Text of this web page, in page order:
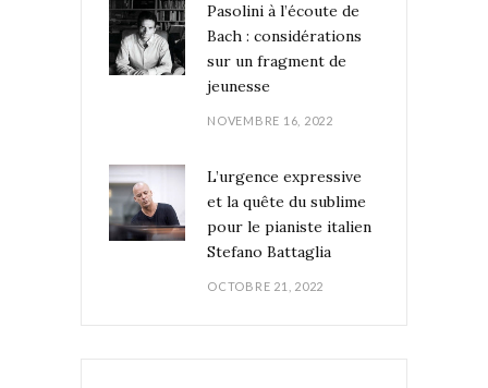
Pasolini à l’écoute de
Bach : considérations
sur un fragment de
jeunesse
NOVEMBRE 16, 2022
L’urgence expressive
et la quête du sublime
pour le pianiste italien
Stefano Battaglia
OCTOBRE 21, 2022